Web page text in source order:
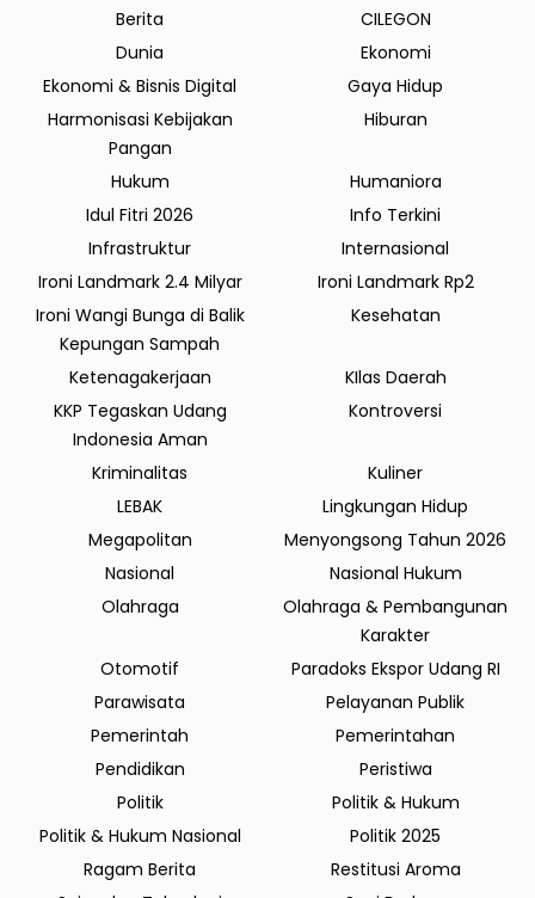
Berita
CILEGON
Dunia
Ekonomi
Ekonomi & Bisnis Digital
Gaya Hidup
Harmonisasi Kebijakan
Pangan
Hiburan
Hukum
Humaniora
Idul Fitri 2026
Info Terkini
Infrastruktur
Internasional
Ironi Landmark 2.4 Milyar
Ironi Landmark Rp2
Ironi Wangi Bunga di Balik
Kepungan Sampah
Kesehatan
Ketenagakerjaan
KIlas Daerah
KKP Tegaskan Udang
Indonesia Aman
Kontroversi
Kriminalitas
Kuliner
LEBAK
Lingkungan Hidup
Megapolitan
Menyongsong Tahun 2026
Nasional
Nasional Hukum
Olahraga
Olahraga & Pembangunan
Karakter
Otomotif
Paradoks Ekspor Udang RI
Parawisata
Pelayanan Publik
Pemerintah
Pemerintahan
Pendidikan
Peristiwa
Politik
Politik & Hukum
Politik & Hukum Nasional
Politik 2025
Ragam Berita
Restitusi Aroma